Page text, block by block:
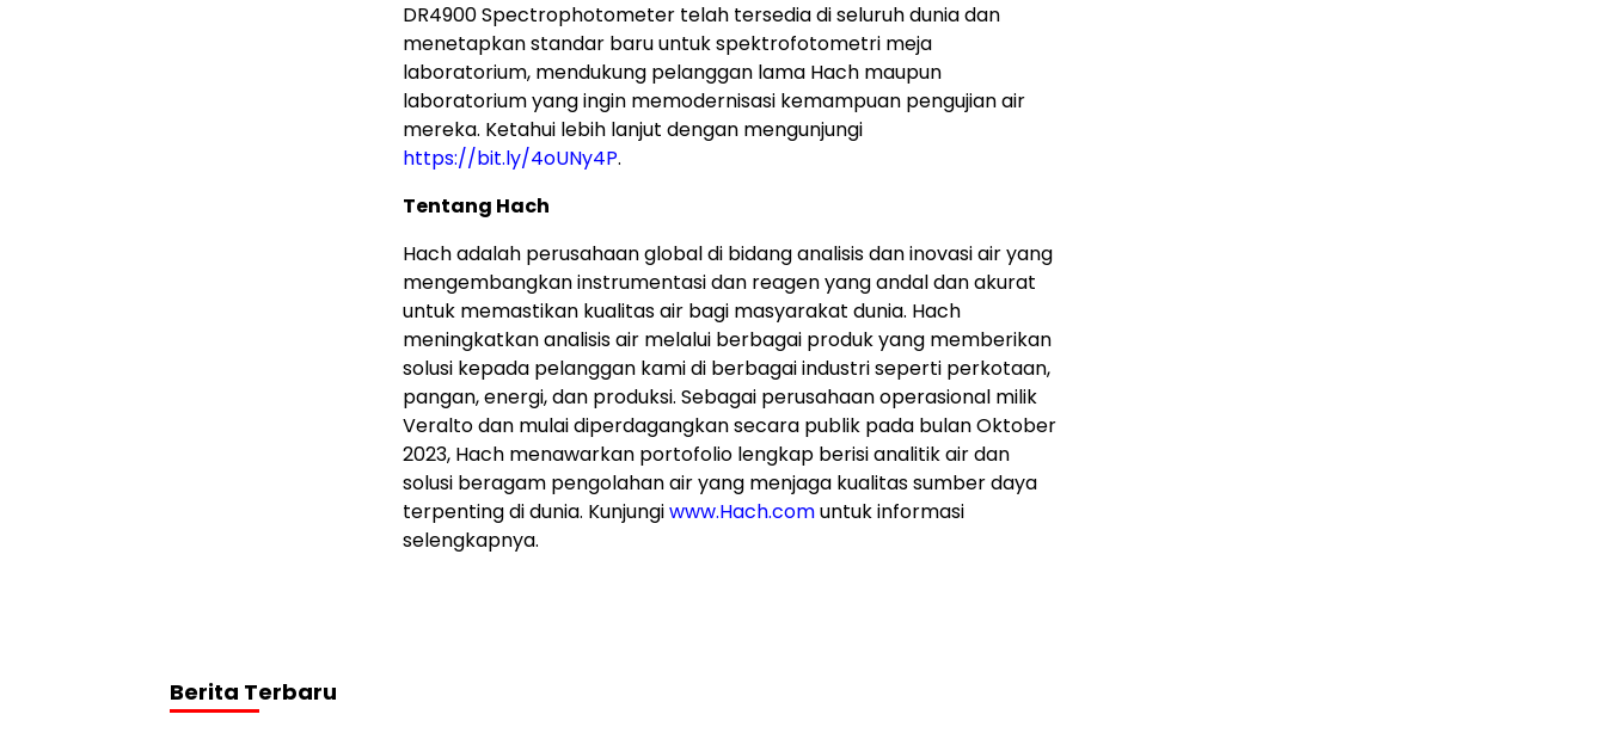
DR4900 Spectrophotometer telah tersedia di seluruh dunia dan
menetapkan standar baru untuk spektrofotometri meja
laboratorium, mendukung pelanggan lama Hach maupun
laboratorium yang ingin memodernisasi kemampuan pengujian air
mereka. Ketahui lebih lanjut dengan mengunjungi
https://bit.ly/4oUNy4P.
Tentang Hach
Hach adalah perusahaan global di bidang analisis dan inovasi air yang
mengembangkan instrumentasi dan reagen yang andal dan akurat
untuk memastikan kualitas air bagi masyarakat dunia. Hach
meningkatkan analisis air melalui berbagai produk yang memberikan
solusi kepada pelanggan kami di berbagai industri seperti perkotaan,
pangan, energi, dan produksi. Sebagai perusahaan operasional milik
Veralto dan mulai diperdagangkan secara publik pada bulan Oktober
2023, Hach menawarkan portofolio lengkap berisi analitik air dan
solusi beragam pengolahan air yang menjaga kualitas sumber daya
terpenting di dunia. Kunjungiwww.Hach.comuntuk informasi
selengkapnya.
Berita Terbaru